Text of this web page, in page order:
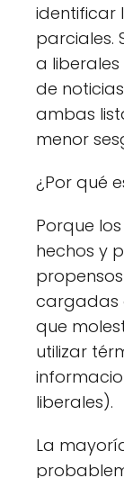
identificar
parciales.
a liberales
de
ambas
menor
¿Por qué
Porque
hechos y
cargadas
que
utilizar
liberales).
La